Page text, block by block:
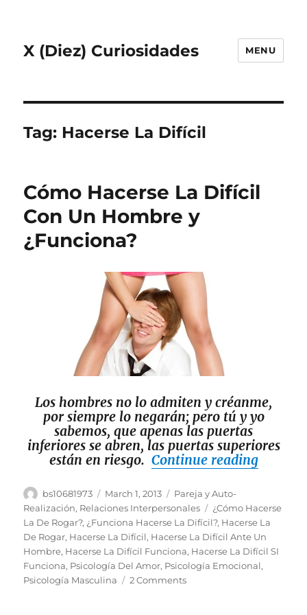
X (Diez) Curiosidades MENU
Tag: Hacerse La Difícil
Cómo Hacerse La Difícil
Con Un Hombre y
¿Funciona?
Los hombres no lo admiten y créanme,
por siempre lo negarán; pero tú y yo
sabemos, que apenas las puertas
inferiores se abren, las puertas superiores
están en riesgo. Continue reading“Cómo
Author
bs10681973
Posted
on
March 1, 2013 Categories
Pareja y Auto-
Realización, Relaciones Interpersonales Tags
¿Cómo Hacerse
La De Rogar?, ¿Funciona Hacerse La Difícil?, Hacerse La
De Rogar, Hacerse La Difícil, Hacerse La Difícil Ante Un
Hombre, Hacerse La Difícil Funciona, Hacerse La Difícil SI
Funciona, Psicología Del Amor, Psicología Emocional,
Psicología Masculina
2 Commentson